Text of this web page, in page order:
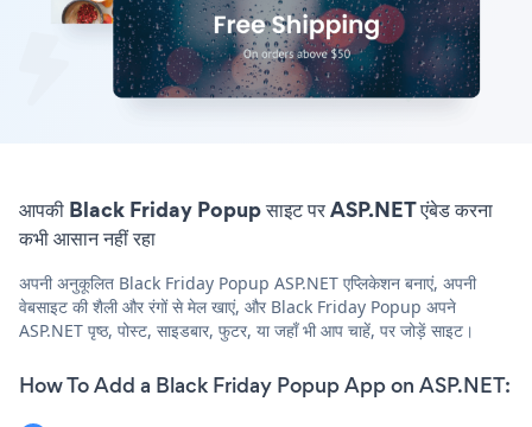
आपकी Black Friday Popup साइट पर ASP.NET एंबेड करना
कभी आसान नहीं रहा
अपनी अनुकूलित Black Friday Popup ASP.NET एप्लिकेशन बनाएं, अपनी
वेबसाइट की शैली और रंगों से मेल खाएं, और Black Friday Popup अपने
ASP.NET पृष्ठ, पोस्ट, साइडबार, फुटर, या जहाँ भी आप चाहें, पर जोड़ें साइट।
How To Add a Black Friday Popup App on ASP.NET: